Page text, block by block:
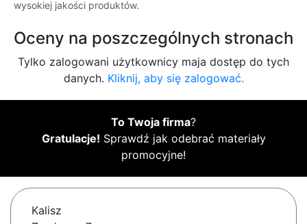
wysokiej jakości produktów.
Oceny na poszczególnych stronach
Tylko zalogowani użytkownicy maja dostęp do tych
danych. Kliknij, aby się zalogować.
To Twoja firma?
Gratulacje! Sprawdź jak odebrać materiały
promocyjne!
Kalisz